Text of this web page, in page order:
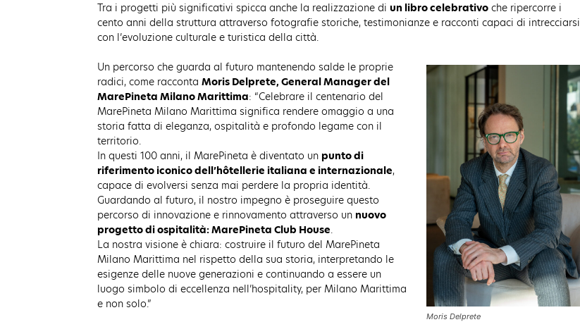
Tra i progetti più significativi spicca anche la realizzazione di un libro celebrativo che ripercorre i
cento anni della struttura attraverso fotografie storiche, testimonianze e racconti capaci di intrecciarsi
con l’evoluzione culturale e turistica della città.
Moris Delprete
Un percorso che guarda al futuro mantenendo salde le proprie
radici, come racconta Moris Delprete, General Manager del
MarePineta Milano Marittima: “Celebrare il centenario del
MarePineta Milano Marittima significa rendere omaggio a una
storia fatta di eleganza, ospitalità e profondo legame con il
territorio.
In questi 100 anni, il MarePineta è diventato un punto di
riferimento iconico dell’hôtellerie italiana e internazionale,
capace di evolversi senza mai perdere la propria identità.
Guardando al futuro, il nostro impegno è proseguire questo
percorso di innovazione e rinnovamento attraverso un nuovo
progetto di ospitalità: MarePineta Club House.
La nostra visione è chiara: costruire il futuro del MarePineta
Milano Marittima nel rispetto della sua storia, interpretando le
esigenze delle nuove generazioni e continuando a essere un
luogo simbolo di eccellenza nell’hospitality, per Milano Marittima
e non solo.”